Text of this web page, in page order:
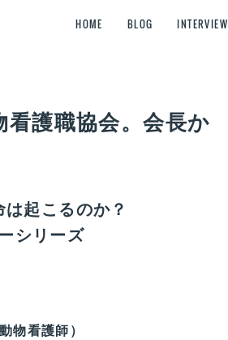
HOME BLOG INTERVIEW
護職協会。会長か
起こるのか？
シリーズ
物看護師）